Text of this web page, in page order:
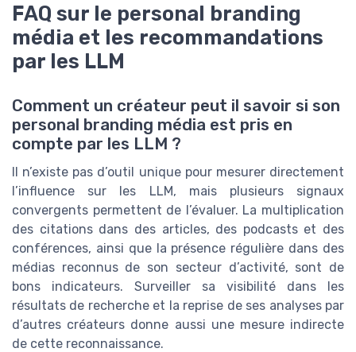
FAQ sur le personal branding
média et les recommandations
par les LLM
Comment un créateur peut il savoir si son
personal branding média est pris en
compte par les LLM ?
Il n’existe pas d’outil unique pour mesurer directement
l’influence sur les LLM, mais plusieurs signaux
convergents permettent de l’évaluer. La multiplication
des citations dans des articles, des podcasts et des
conférences, ainsi que la présence régulière dans des
médias reconnus de son secteur d’activité, sont de
bons indicateurs. Surveiller sa visibilité dans les
résultats de recherche et la reprise de ses analyses par
d’autres créateurs donne aussi une mesure indirecte
de cette reconnaissance.